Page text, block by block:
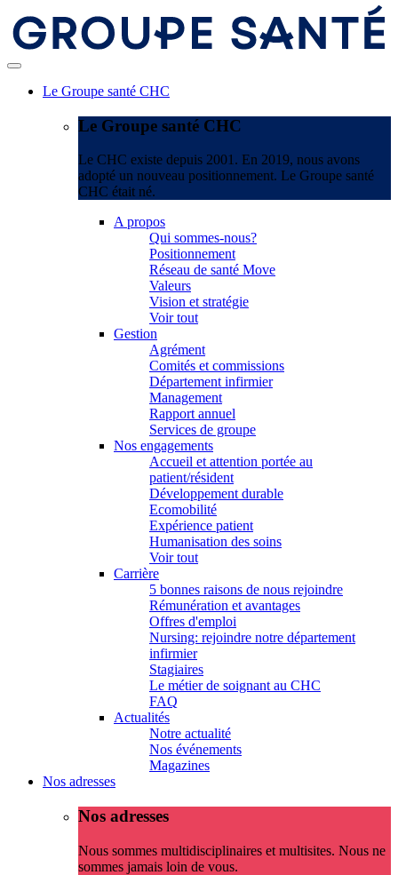
Le Groupe santé CHC
Le Groupe santé CHC
Le CHC existe depuis 2001. En 2019, nous avons
adopté un nouveau positionnement. Le Groupe santé
CHC était né.
A propos
Qui sommes-nous?
Positionnement
Réseau de santé Move
Valeurs
Vision et stratégie
Voir tout
Gestion
Agrément
Comités et commissions
Département infirmier
Management
Rapport annuel
Services de groupe
Nos engagements
Accueil et attention portée au
patient/résident
Développement durable
Ecomobilité
Expérience patient
Humanisation des soins
Voir tout
Carrière
5 bonnes raisons de nous rejoindre
Rémunération et avantages
Offres d'emploi
Nursing: rejoindre notre département
infirmier
Stagiaires
Le métier de soignant au CHC
FAQ
Actualités
Notre actualité
Nos événements
Magazines
Nos adresses
Nos adresses
Nous sommes multidisciplinaires et multisites. Nous ne
sommes jamais loin de vous.